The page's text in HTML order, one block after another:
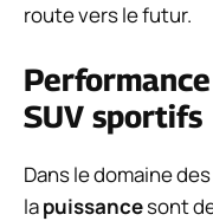
route vers le futur.
SUV sportifs
Dans le domaine
lapuissancesont